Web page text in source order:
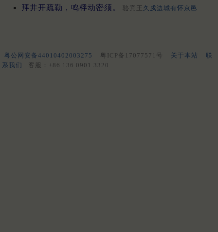
拜井开疏勒，鸣桴动密须。 骆宾王 久戍边城有怀京邑
粤公网安备44010402003275 粤ICP备17077571号 关于本站
联
系我们
客服：+86 136 0901 3320